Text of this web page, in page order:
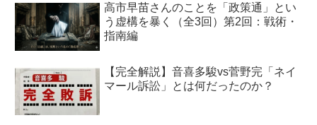
高市早苗さんのことを「政策通」とい
う虚構を暴く（全3回）第2回：戦術・
指南編
【完全解説】音喜多駿vs菅野完「ネイ
マール訴訟」とは何だったのか？